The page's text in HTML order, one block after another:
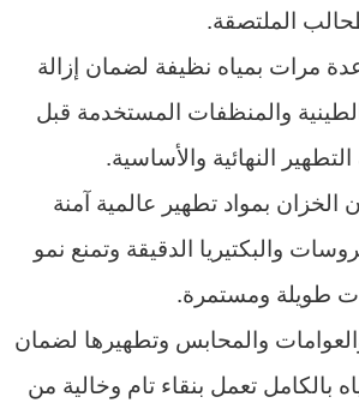
الملتصقة.
مرات بمياه نظيفة لضمان إزالة
والمنظفات المستخدمة قبل
النهائية والأساسية.
الخزان بمواد تطهير عالمية آمنة
والبكتيريا الدقيقة وتمنع نمو
طويلة ومستمرة.
والمحابس وتطهيرها لضمان
بالكامل تعمل بنقاء تام وخالية من